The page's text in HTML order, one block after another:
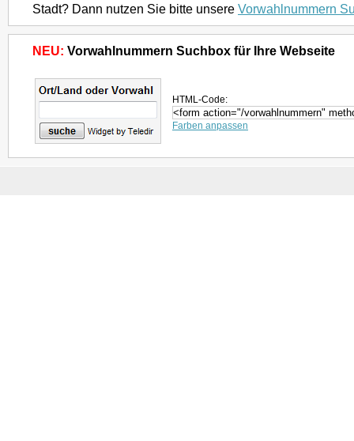
Stadt? Dann nutzen Sie bitte unsere Vorwahlnummern
NEU: Vorwahlnummern Suchbox für Ihre Webseite
HTML-Code:
Farben anpassen